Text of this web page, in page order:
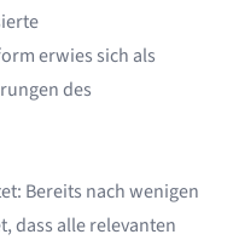
erwies sich als
des
Bereits nach wenigen
dass alle relevanten